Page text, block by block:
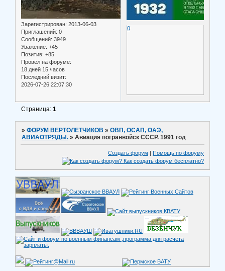
Зарегистрирован: 2013-06-03
Приглашений: 0
Сообщений: 3949
Уважение: +45
Позитив: +85
Провел на форуме:
18 дней 15 часов
Последний визит:
2026-07-26 22:07:30
0
Страница:1
»ФОРУМ ВЕРТОЛЕТЧИКОВ »ОВП, ОСАП, ОАЭ,
АВИАОТРЯДЫ. »Авиация погранвойск СССР. 1991 год
Создать форум Помощь по форуму